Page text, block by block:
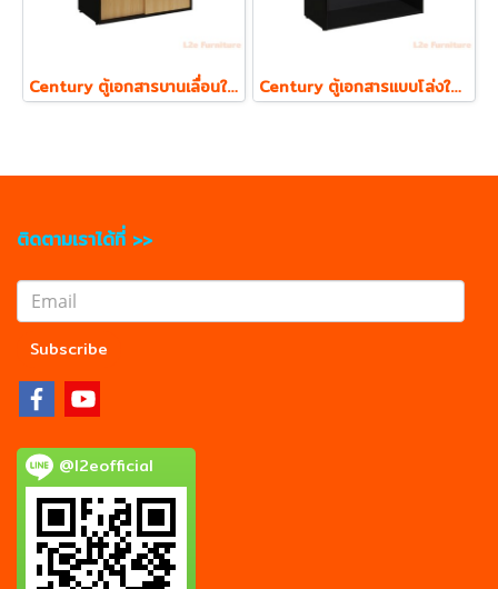
Century ตู้เอกสารบานเลื่อนใส่แฟ้ม ตั้ง 2 ชั้น รุ่น LCS810 ความหนา Top 19 mm. Century ตู้เอกสารแบบโล่งใส่แฟ้ม ตั้ง 2 ชั้น รุ่น LCL800 ความหนา Top 19 mm.
ติดตามเราได้ที่ >>
Subscribe
@l2eofficial